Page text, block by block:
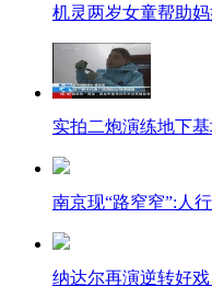
机灵两岁女童帮助
实拍二炮演练地下
南京现“路窄窄”:人
纳达尔再演逆转好